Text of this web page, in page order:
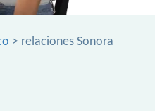
> relaciones Sonora